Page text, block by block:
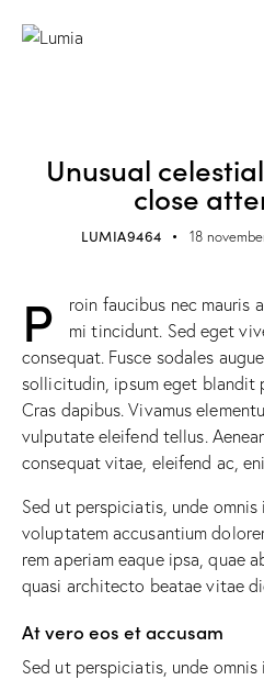
Unusual
close
LUMIA9464 18
P
roin faucibus nec mauris
mi tincidunt. Sed eget
consequat. Fusce sodales
sollicitudin, ipsum eget blandit
Cras dapibus. Vivamus
vulputate eleifend tellus.
consequat vitae, eleifend ac,
Sed ut perspiciatis, unde
voluptatem accusantium
rem aperiam eaque ipsa, quae
quasi architecto beatae vitae
At vero eos et accusam
Sed ut perspiciatis, unde